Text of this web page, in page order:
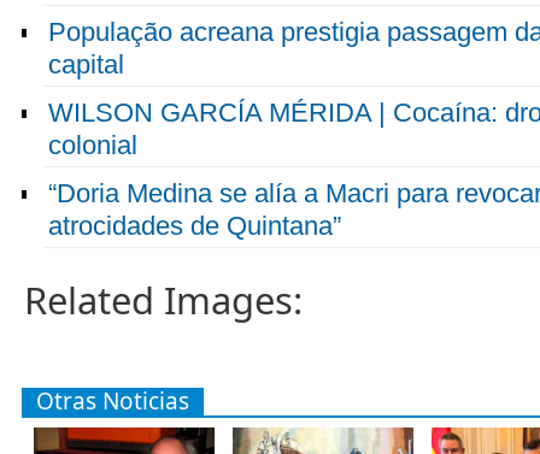
População acreana prestigia passagem
capital
WILSON GARCÍA MÉRIDA | Cocaína:
colonial
“Doria Medina se alía a Macri para
atrocidades de Quintana”
Related Images:
Otras Noticias